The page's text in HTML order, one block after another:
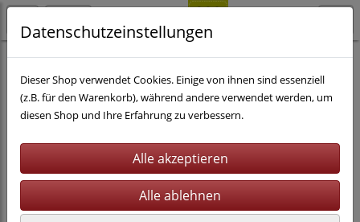
Nähen eBooks Kinderkleidung
Datenschutzeinstellungen
Dieser Shop verwendet Cookies. Einige von ihnen sind essenziell
(z.B. für den Warenkorb), während andere verwendet werden, um
diesen Shop und Ihre Erfahrung zu verbessern.